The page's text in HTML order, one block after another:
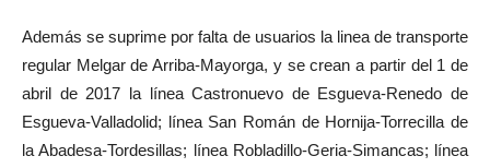
Además se suprime por falta de usuarios la linea de transporte
regular Melgar de Arriba-Mayorga, y se crean a partir del 1 de
abril de 2017 la línea Castronuevo de Esgueva-Renedo de
Esgueva-Valladolid; línea San Román de Hornija-Torrecilla de
la Abadesa-Tordesillas; línea Robladillo-Geria-Simancas; línea